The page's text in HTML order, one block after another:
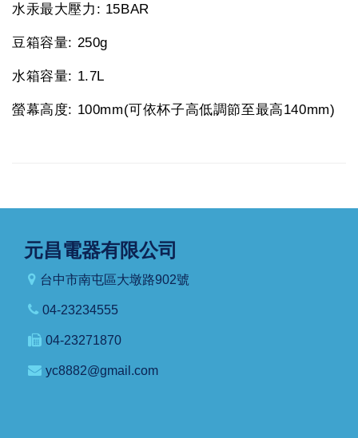
水汞最大壓力: 15BAR
豆箱容量: 250g
水箱容量: 1.7L
螢幕高度: 100mm(可依杯子高低調節至最高140mm)
元昌電器有限公司
台中市南屯區大墩路902號
04-23234555
04-23271870
yc8882@gmail.com